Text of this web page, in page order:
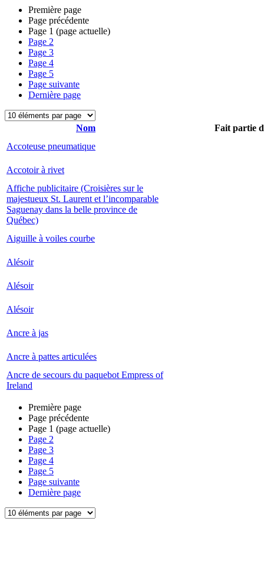
Première page
Page précédente
Page 1 (page actuelle)
Page 2
Page 3
Page 4
Page 5
Page suivante
Dernière page
Nom
Fait partie
Accoteuse pneumatique
Accotoir à rivet
Affiche publicitaire (Croisières sur le
majestueux St. Laurent et l’incomparable
Saguenay dans la belle province de
Québec)
Aiguille à voiles courbe
Alésoir
Alésoir
Alésoir
Ancre à jas
Ancre à pattes articulées
Ancre de secours du paquebot Empress of
Ireland
Première page
Page précédente
Page 1 (page actuelle)
Page 2
Page 3
Page 4
Page 5
Page suivante
Dernière page